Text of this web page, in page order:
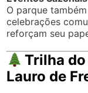
O parque
celebrações
reforçam seu
Trilha
Lauro de